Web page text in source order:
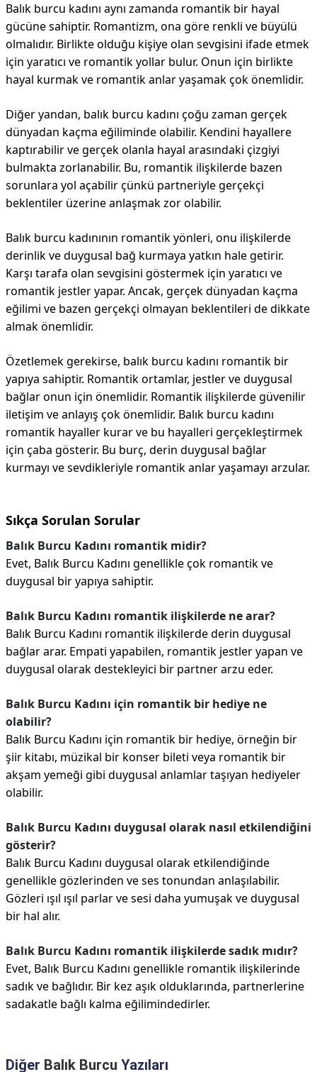
Balık burcu kadını aynı zamanda romantik bir hayal
gücüne sahiptir. Romantizm, ona göre renkli ve büyülü
olmalıdır. Birlikte olduğu kişiye olan sevgisini ifade etmek
için yaratıcı ve romantik yollar bulur. Onun için birlikte
hayal kurmak ve romantik anlar yaşamak çok önemlidir.
Diğer yandan, balık burcu kadını çoğu zaman gerçek
dünyadan kaçma eğiliminde olabilir. Kendini hayallere
kaptırabilir ve gerçek olanla hayal arasındaki çizgiyi
bulmakta zorlanabilir. Bu, romantik ilişkilerde bazen
sorunlara yol açabilir çünkü partneriyle gerçekçi
beklentiler üzerine anlaşmak zor olabilir.
Balık burcu kadınının romantik yönleri, onu ilişkilerde
derinlik ve duygusal bağ kurmaya yatkın hale getirir.
Karşı tarafa olan sevgisini göstermek için yaratıcı ve
romantik jestler yapar. Ancak, gerçek dünyadan kaçma
eğilimi ve bazen gerçekçi olmayan beklentileri de dikkate
almak önemlidir.
Özetlemek gerekirse, balık burcu kadını romantik bir
yapıya sahiptir. Romantik ortamlar, jestler ve duygusal
bağlar onun için önemlidir. Romantik ilişkilerde güvenilir
iletişim ve anlayış çok önemlidir. Balık burcu kadını
romantik hayaller kurar ve bu hayalleri gerçekleştirmek
için çaba gösterir. Bu burç, derin duygusal bağlar
kurmayı ve sevdikleriyle romantik anlar yaşamayı arzular.
Sıkça Sorulan Sorular
Balık Burcu Kadını romantik midir?
Evet, Balık Burcu Kadını genellikle çok romantik ve
duygusal bir yapıya sahiptir.
Balık Burcu Kadını romantik ilişkilerde ne arar?
Balık Burcu Kadını romantik ilişkilerde derin duygusal
bağlar arar. Empati yapabilen, romantik jestler yapan ve
duygusal olarak destekleyici bir partner arzu eder.
Balık Burcu Kadını için romantik bir hediye ne
olabilir?
Balık Burcu Kadını için romantik bir hediye, örneğin bir
şiir kitabı, müzikal bir konser bileti veya romantik bir
akşam yemeği gibi duygusal anlamlar taşıyan hediyeler
olabilir.
Balık Burcu Kadını duygusal olarak nasıl etkilendiğini
gösterir?
Balık Burcu Kadını duygusal olarak etkilendiğinde
genellikle gözlerinden ve ses tonundan anlaşılabilir.
Gözleri ışıl ışıl parlar ve sesi daha yumuşak ve duygusal
bir hal alır.
Balık Burcu Kadını romantik ilişkilerde sadık mıdır?
Evet, Balık Burcu Kadını genellikle romantik ilişkilerinde
sadık ve bağlıdır. Bir kez aşık olduklarında, partnerlerine
sadakatle bağlı kalma eğilimindedirler.
Diğer Balık Burcu Yazıları